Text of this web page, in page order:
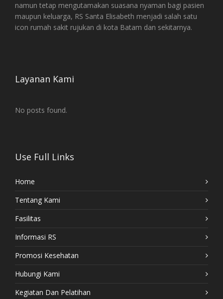
namun tetap mengutamakan suasana nyaman bagi pasien
maupun keluarga, RS Santa Elisabeth menjadi salah satu
icon rumah sakit rujukan di kota Batam dan sekitarnya.
Layanan Kami
No posts found.
Use Full Links
Home
Tentang Kami
Fasilitas
Informasi RS
Promosi Kesehatan
Hubungi Kami
Kegiatan Dan Pelatihan